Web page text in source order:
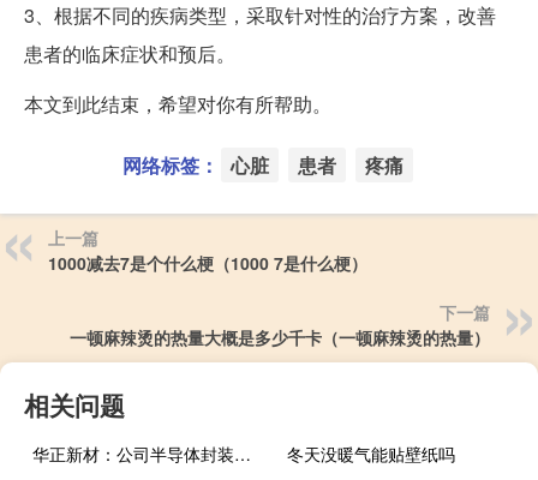
3、根据不同的疾病类型，采取针对性的治疗方案，改善
患者的临床症状和预后。
本文到此结束，希望对你有所帮助。
网络标签： 心脏 患者 疼痛
上一篇
1000减去7是个什么梗（1000 7是什么梗）
下一篇
一顿麻辣烫的热量大概是多少千卡（一顿麻辣烫的热量）
相关问题
华正新材：公司半导体封装材料已形成系列产品部分产品已进入小批量订单交付阶段
冬天没暖气能贴壁纸吗